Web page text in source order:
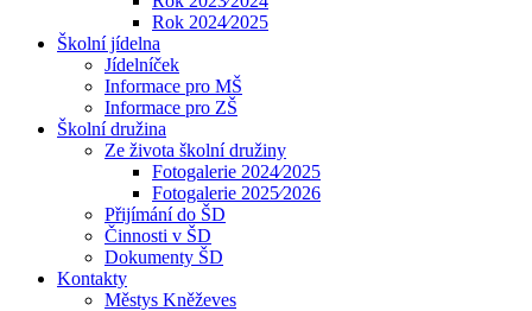
Rok 2024⁄2025
Školní jídelna
Jídelníček
Informace pro MŠ
Informace pro ZŠ
Školní družina
Ze života školní družiny
Fotogalerie 2024⁄2025
Fotogalerie 2025⁄2026
Přijímání do ŠD
Činnosti v ŠD
Dokumenty ŠD
Kontakty
Městys Kněževes